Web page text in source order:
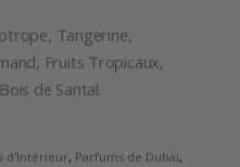
Tangerine,
Fruits Tropicaux,
de Santal.
d'Intérieur, Parfums de Dubai,